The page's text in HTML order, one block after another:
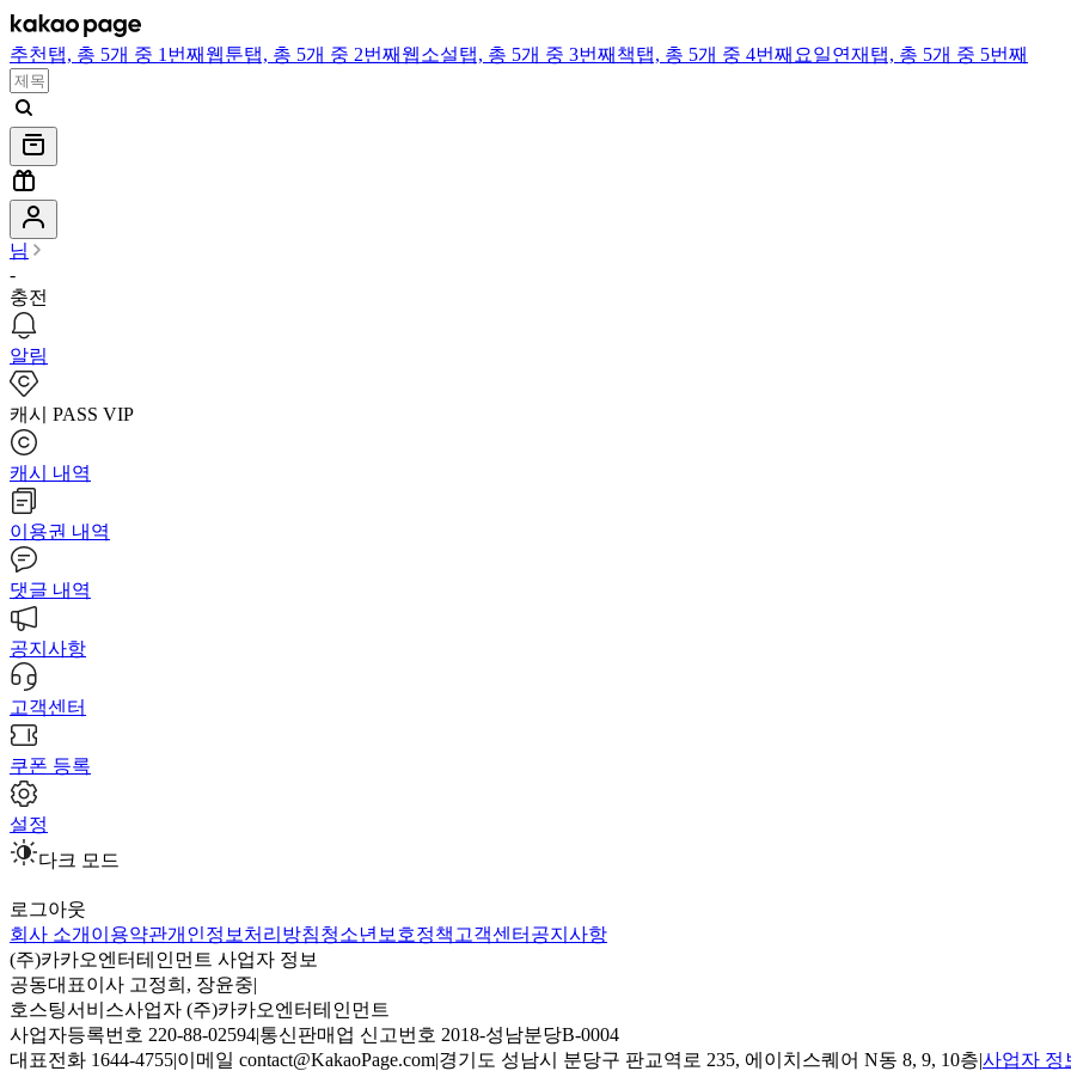
추천 탭, 총 5개 중 1번째 웹툰탭, 총 5개 중 2번째 웹소설탭, 총 5개 중 3번째 책탭, 총 5개 중 4번째 요일연재 탭, 총 5개 중 5번째
님
-
충전
알림
캐시 PASS VIP
캐시 내역
이용권 내역
댓글 내역
공지사항
고객센터
쿠폰 등록
설정
다크 모드
로그아웃
회사 소개 이용약관개인정보처리방침청소년보호정책 고객센터 공지사항
(주)카카오엔터테인먼트 사업자 정보
공동대표이사 고정희, 장윤중|
호스팅서비스사업자 (주)카카오엔터테인먼트
사업자등록번호 220-88-02594|통신판매업 신고번호 2018-성남분당B-0004
대표전화 1644-4755|이메일 contact@KakaoPage.com|경기도 성남시 분당구 판교역로 235, 에이치스퀘어 N동 8, 9, 10층|사업자 정